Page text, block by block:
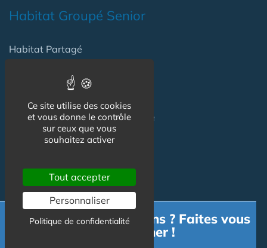
Habitat Groupé Senior
Habitat Partagé
Habitat Intelligent - Smart Home
Habitat coopératif
Equipement Logement
Besoin d'informations ? Faites vous
accompagner !
Ce site utilise des cookies
et vous donne le contrôle
sur ceux que vous
souhaitez activer
Tout accepter
Personnaliser
Politique de confidentialité